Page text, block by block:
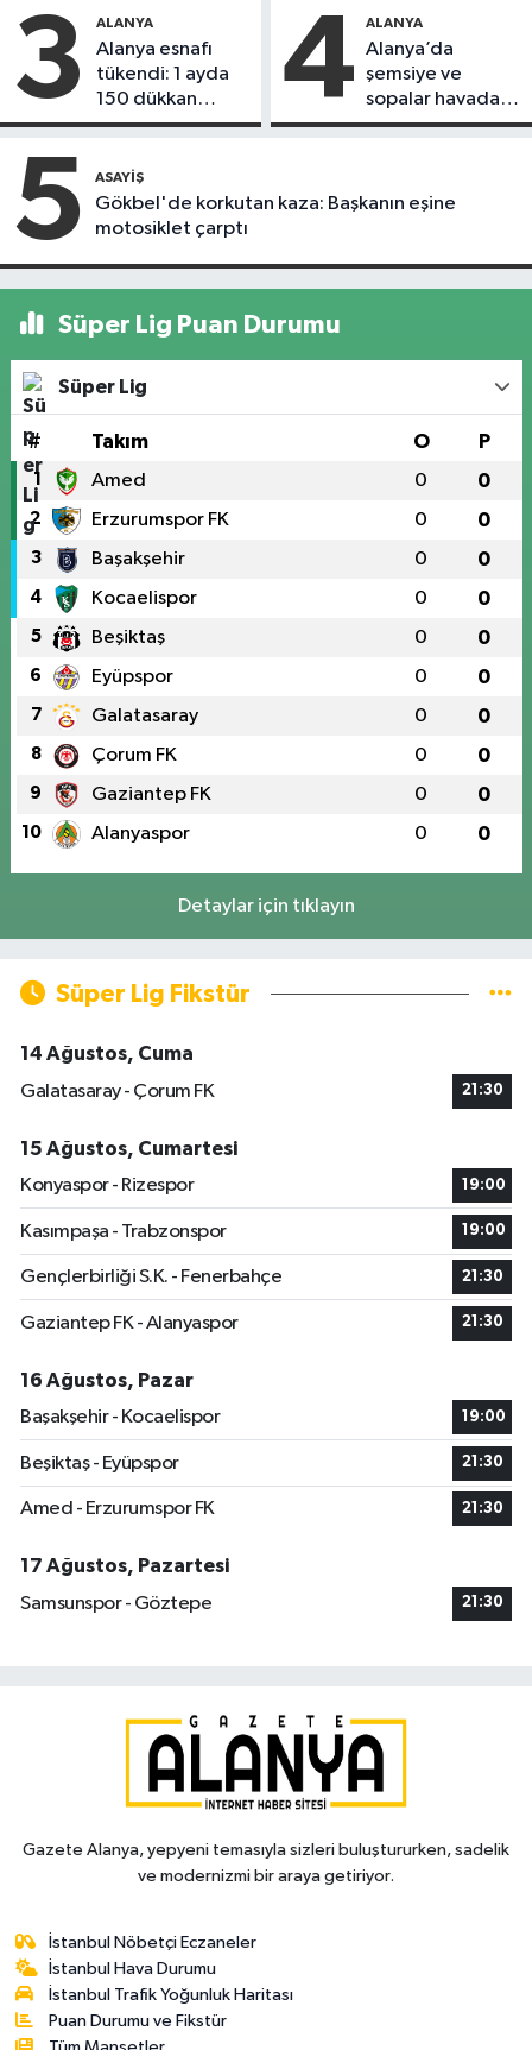
3 ALANYA
Alanya esnafı
tükendi: 1 ayda
150 dükkan
kapandı
4 ALANYA
Alanya’da
şemsiye ve
sopalar havada
uçuştu
5 ASAYIŞ
Gökbel'de korkutan kaza: Başkanın eşine
motosiklet çarptı
Süper Lig Puan Durumu
Süper Lig
# Takım O P
1 Amed 0 0
2 Erzurumspor FK 0 0
3 Başakşehir 0 0
4 Kocaelispor 0 0
5 Beşiktaş 0 0
6 Eyüpspor 0 0
7 Galatasaray 0 0
8 Çorum FK 0 0
9 Gaziantep FK 0 0
10 Alanyaspor 0 0
Detaylar için tıklayın
Süper Lig Fikstür
14 Ağustos, Cuma
Galatasaray - Çorum FK
21:30
15 Ağustos, Cumartesi
Konyaspor - Rizespor
19:00
Kasımpaşa - Trabzonspor 19:00
Gençlerbirliği S.K. - Fenerbahçe 21:30
Gaziantep FK - Alanyaspor 21:30
16 Ağustos, Pazar
Başakşehir - Kocaelispor
19:00
Beşiktaş - Eyüpspor 21:30
Amed - Erzurumspor FK 21:30
17 Ağustos, Pazartesi
Samsunspor - Göztepe
21:30
Gazete Alanya, yepyeni temasıyla sizleri buluştururken, sadelik
ve modernizmi bir araya getiriyor.
İstanbul Nöbetçi Eczaneler
İstanbul Hava Durumu
İstanbul Trafik Yoğunluk Haritası
Puan Durumu ve Fikstür
Tüm Manşetler